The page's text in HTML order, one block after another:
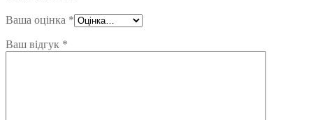
Ваша оцінка *
Ваш відгук *